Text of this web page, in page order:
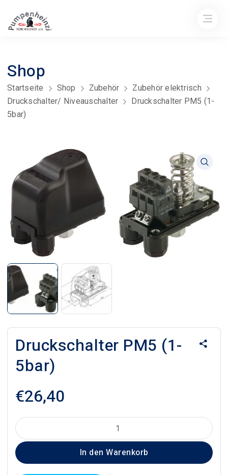
Shop
Startseite Shop Zubehör
Zubehör elektrisch
Druckschalter/ Niveauschalter
Druckschalter PM5 (1-
5bar)
Druckschalter PM5 (1-
5bar)
€26,40
Druckschalter
PM5
(1-
5bar)
In den Warenkorb